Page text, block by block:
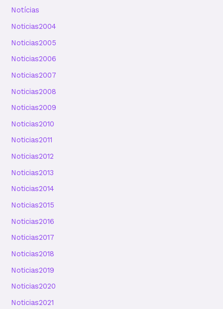
Notícias
Noticias2004
Noticias2005
Noticias2006
Noticias2007
Noticias2008
Noticias2009
Noticias2010
Noticias2011
Noticias2012
Noticias2013
Noticias2014
Noticias2015
Noticias2016
Noticias2017
Noticias2018
Noticias2019
Noticias2020
Noticias2021